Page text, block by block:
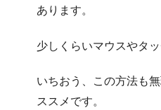
あります。
少しくらいマウスやタ
いちおう、この方法も
ススメです。